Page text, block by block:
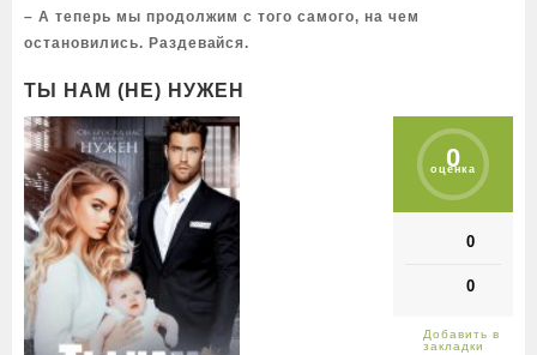
– А теперь мы продолжим с того самого, на чем
остановились. Раздевайся.
ТЫ НАМ (НЕ) НУЖЕН
0
оценка
0
0